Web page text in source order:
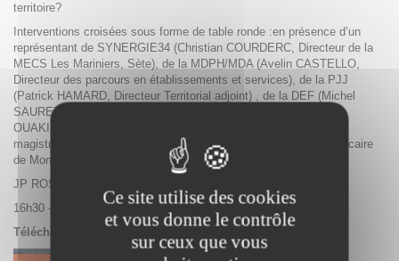
territoire?
Interventions croisées sous forme de table ronde :en présence d’un
représentant de SYNERGIE34 (Christian COURDERC, Directeur de la
MECS Les Mariniers, Sète), de la MDPH/MDA (Avelin CASTELLO,
Directeur des parcours en établissements et services), de la PJJ
(Patrick HAMARD, Directeur Territorial adjoint) , de la DEF (Michel
SAURET, Directeur adjoint DEF34), du MPEA (Diane PURPER-
OUAKIL, Professeur pédopsychiatrie CHU de Montpellier), et un
magistrat (Caroline SALVIEJO, juge des enfants au Tribunal Judicaire
de Montpellier).
JP ROSENCZVEIG sera le Grand Témoin de ces échanges.
16h30 - Conclusion de la journée
Télécharger le plan détaillé d'accès à l'amphithéâtre
Ce site utilise des cookies
et vous donne le contrôle
sur ceux que vous